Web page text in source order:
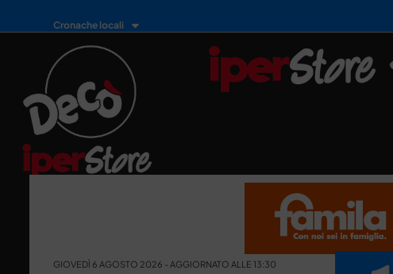
Cronache locali
GIOVEDÌ 6 AGOSTO 2026 - AGGIORNATO ALLE 13:30